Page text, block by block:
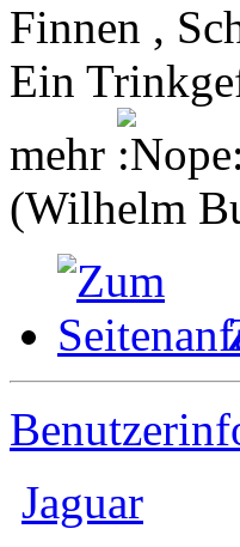
Finnen ,
Ein
mehr
(Wilhelm
Jaguar